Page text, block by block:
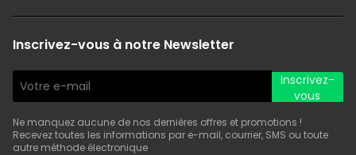
Inscrivez-vous à notre Newsletter
Inscrivez-
vous
Ne manquez aucune de nos dernières offres et promotions !
Recevez toutes les informations par e-mail, courrier, SMS ou toute
autre méthode électronique